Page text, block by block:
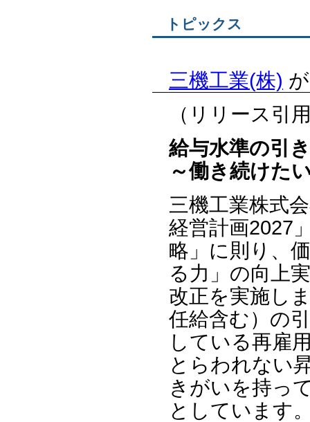
トピックス
三機工業(株)
（リリース引
給与水準の引
～働き続けた
三機工業株式
経営計画2027
略」に則り、
る力」の向上
改正を実施し
任給含む）の
している再雇
とらわれない
きがいを持っ
としています